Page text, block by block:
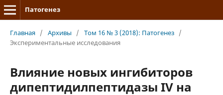
Патогенез
Главная / Архивы / Том 16 № 3 (2018): Патогенез /
Экспериментальные исследования
Влияние новых ингибиторов
дипептидилпептидазы IV на